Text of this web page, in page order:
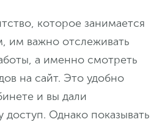
которое занимается
им важно отслеживать
а именно смотреть
на сайт. Это удобно
и вы дали
доступ. Однако показывать